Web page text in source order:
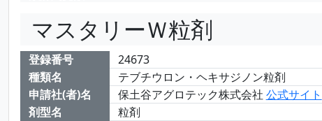
マスタリーＷ粒剤
登録番号
24673
種類名
テブチウロン・ヘキサジノン粒剤
申請社(者)名
保土谷アグロテック株式会社 公式サイト
剤型名
粒剤